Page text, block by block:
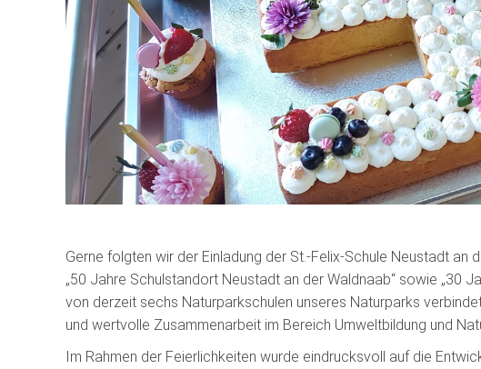
Gerne folgten wir der Einladung der St.-Felix-Schule Neustadt an
„50 Jahre Schulstandort Neustadt an der Waldnaab“ sowie „30
von derzeit sechs Naturparkschulen unseres Naturparks
und wertvolle Zusammenarbeit im Bereich Umweltbildung und
Im Rahmen der Feierlichkeiten wurde eindrucksvoll auf die